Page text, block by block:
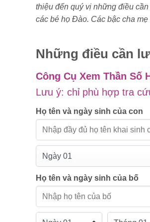
thiệu đến quý vị những điều
các bé họ Đào. Các bậc cha
Những điều cần
Công Cụ Xem Thần Số
Lưu ý: chỉ phù hợp tra
Họ tên và ngày sinh của con
Họ tên và ngày sinh của bố